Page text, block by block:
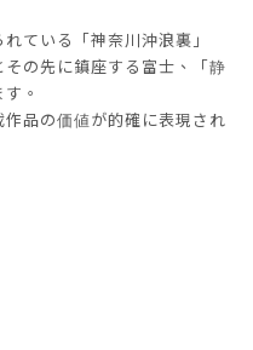
ている「神奈川沖浪裏」
の先に鎮座する富士、「静
。
品の価値が的確に表現され